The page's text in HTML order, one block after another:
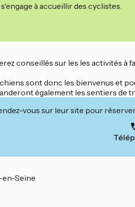
à accueillir des cyclistes.
conseillés sur les les
sont donc les bienvenus et
également les sentiers de
vous sur leur site pour
en-Seine